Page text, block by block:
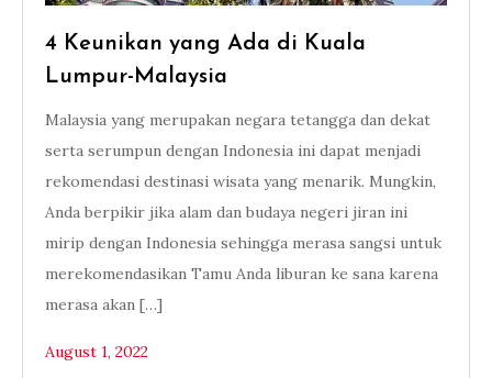
4 Keunikan yang Ada di Kuala
Lumpur-Malaysia
Malaysia yang merupakan negara tetangga dan dekat
serta serumpun dengan Indonesia ini dapat menjadi
rekomendasi destinasi wisata yang menarik. Mungkin,
Anda berpikir jika alam dan budaya negeri jiran ini
mirip dengan Indonesia sehingga merasa sangsi untuk
merekomendasikan Tamu Anda liburan ke sana karena
merasa akan […]
August 1, 2022